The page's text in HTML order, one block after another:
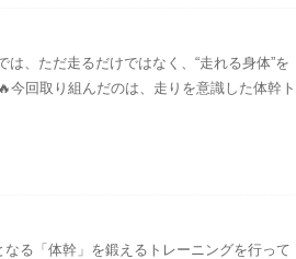
、ただ走るだけではなく、“走れる身体”を
回取り組んだのは、走りを意識した体幹ト
る「体幹」を鍛えるトレーニングを行って